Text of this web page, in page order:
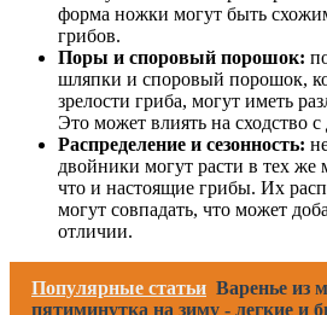
форма ножки могут быть
грибов.
Поры и споровый порошок:
шляпки и споровый порошок,
зрелости гриба, могут иметь
Это может влиять на сходство
Распределение и сезонность:
двойники могут расти в тех же
что и настоящие грибы. Их
могут совпадать, что может
отличии.
Популярные статьи Варенье из
пятиминутка на зиму - легкие и